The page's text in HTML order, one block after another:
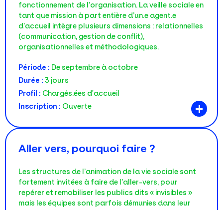
fonctionnement de l’organisation. La veille sociale en
tant que mission à part entière d’un.e agent.e
d’accueil intègre plusieurs dimensions : relationnelles
(communication, gestion de conflit),
organisationnelles et méthodologiques.
Période : De septembre à octobre
Durée : 3 jours
Profil : Chargés.ées d'accueil
Inscription : Ouverte +
Aller vers, pourquoi faire ?
Les structures de l’animation de la vie sociale sont
fortement invitées à faire de l’aller-vers, pour
repérer et remobiliser les publics dits « invisibles »
mais les équipes sont parfois démunies dans leur